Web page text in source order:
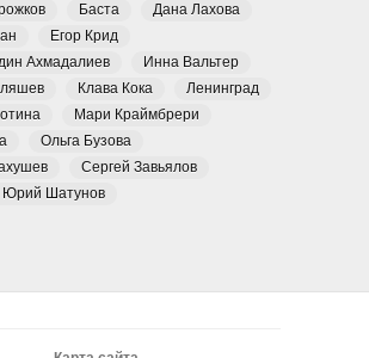
Баста
Дана Лахова
Егор Крид
Ахмадалиев
Инна Вальтер
Клава Кока
Ленинград
Мари Краймбрери
Ольга Бузова
Сергей Завьялов
Юрий Шатунов